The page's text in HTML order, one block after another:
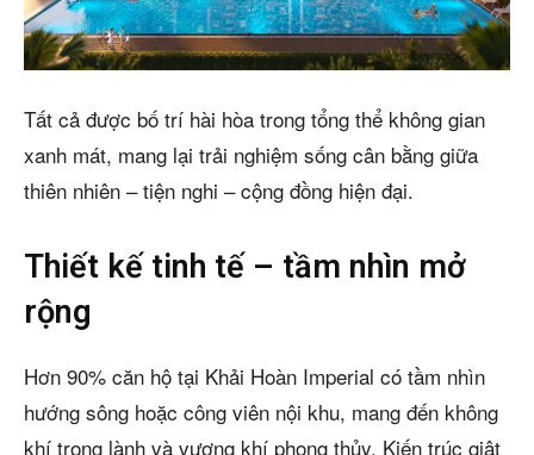
Tất cả được bố trí hài hòa trong tổng thể không gian
xanh mát, mang lại trải nghiệm sống cân bằng giữa
thiên nhiên – tiện nghi – cộng đồng hiện đại.
Thiết kế tinh tế – tầm nhìn mở
rộng
Hơn 90% căn hộ tại Khải Hoàn Imperial có tầm nhìn
hướng sông hoặc công viên nội khu, mang đến không
khí trong lành và vượng khí phong thủy. Kiến trúc giật